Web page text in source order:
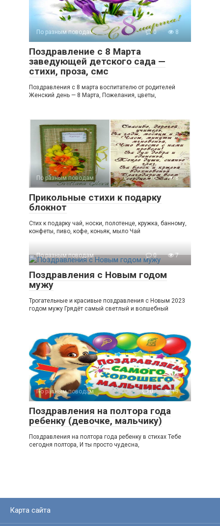
По разным поводам 0 8
Поздравление с 8 Марта
заведующей детского сада —
стихи, проза, смс
Поздравления с 8 марта воспитателю от родителей
Женский день — 8 Марта, Пожелания, цветы,
По разным поводам 0 8
Прикольные стихи к подарку
блокнот
Стих к подарку чай, носки, полотенце, кружка, банному,
конфеты, пиво, кофе, коньяк, мыло Чай
По разным поводам 0 7
Поздравления с Новым годом
мужу
Трогательные и красивые поздравления с Новым 2023
годом мужу Грядёт самый светлый и волшебный
По разным поводам 0 19
Поздравления на полтора года
ребенку (девочке, мальчику)
Поздравления на полтора года ребенку в стихах Тебе
сегодня полтора, И ты просто чудесна,
Карта сайта